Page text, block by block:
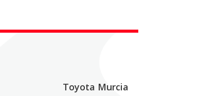
Toyota Murcia